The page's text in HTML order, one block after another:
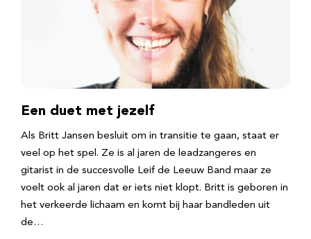
Een duet met jezelf
Als Britt Jansen besluit om in transitie te gaan, staat er
veel op het spel. Ze is al jaren de leadzangeres en
gitarist in de succesvolle Leif de Leeuw Band maar ze
voelt ook al jaren dat er iets niet klopt. Britt is geboren in
het verkeerde lichaam en komt bij haar bandleden uit
de…